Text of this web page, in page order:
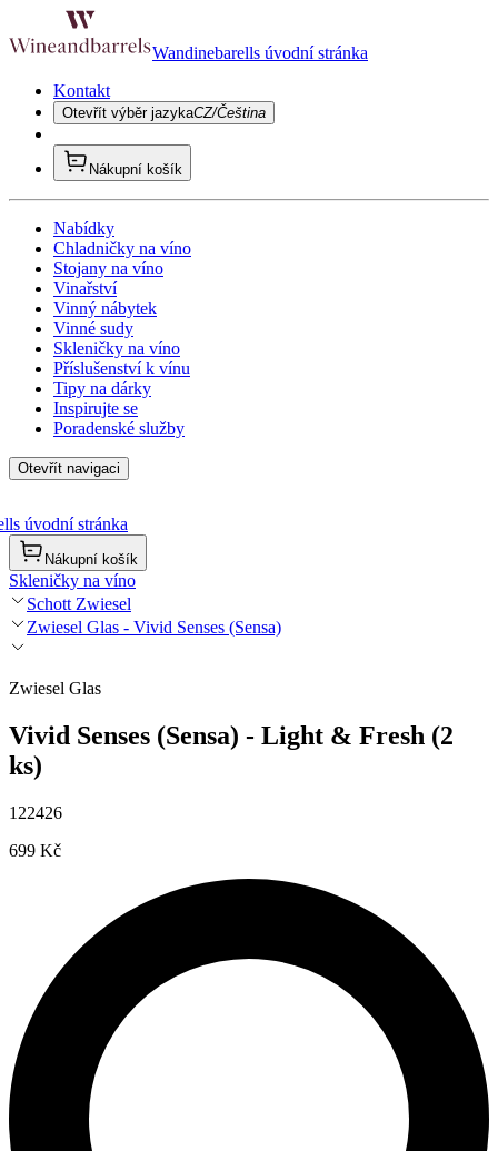
Wandinebarells úvodní stránka
Kontakt
Otevřít výběr jazykaCZ/Čeština
Nákupní košík
Nabídky
Chladničky na víno
Stojany na víno
Vinařství
Vinný nábytek
Vinné sudy
Skleničky na víno
Příslušenství k vínu
Tipy na dárky
Inspirujte se
Poradenské služby
Otevřít navigaci
úvodní stránka
Nákupní košík
Skleničky na víno
Schott Zwiesel
Zwiesel Glas - Vivid Senses (Sensa)
Zwiesel Glas
Vivid Senses (Sensa) - Light & Fresh (2
ks)
122426
699 Kč